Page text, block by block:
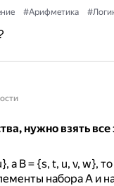
#Арифметика
нужно взять
а B = {s, t, u, v, w},
набора A и